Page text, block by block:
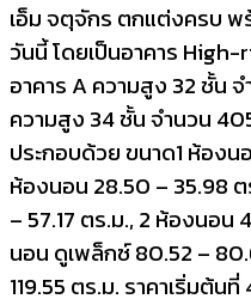
เอ็ม จตุจักร ตกแต่งครบ พ
วันนี้ โดยเป็นอาคาร High-
อาคาร A ความสูง 32 ชั้น
ความสูง 34 ชั้น จำนวน
ประกอบด้วย ขนาด1 ห้องน
ห้องนอน 28.50 – 35.98
– 57.17 ตร.ม., 2 ห้องนอน
นอน ดูเพล็กซ์ 80.52 –
119.55 ตร.ม. ราคาเริ่มต้นที่